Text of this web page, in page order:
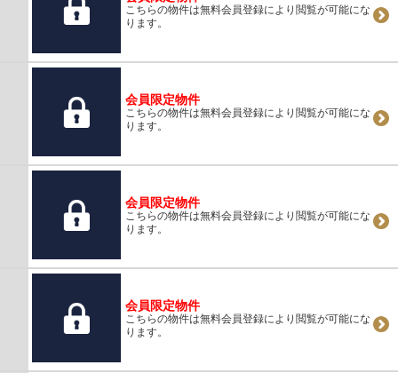
こちらの物件は無料会員登録により閲覧が可能にな
ります。
会員限定物件
こちらの物件は無料会員登録により閲覧が可能にな
ります。
会員限定物件
こちらの物件は無料会員登録により閲覧が可能にな
ります。
会員限定物件
こちらの物件は無料会員登録により閲覧が可能にな
ります。